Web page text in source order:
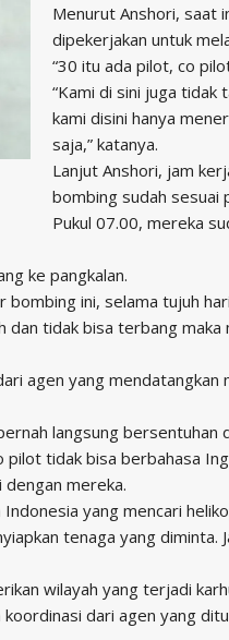
Menurut Anshori, saat
dipekerjakan untuk
“30 itu ada pilot, co
“Kami di sini juga tidak
kami disini hanya
saja,” katanya.
Lanjut Anshori, jam
bombing sudah sesuai
Pukul 07.00, mereka
ke pangkalan.
ini, selama tujuh
dan tidak bisa terbang
agen yang mendatangkan
langsung bersentuhan
pilot tidak bisa berbahasa
dengan mereka.
Indonesia yang mencari
tenaga yang diminta.
wilayah yang terjadi
dari agen yang